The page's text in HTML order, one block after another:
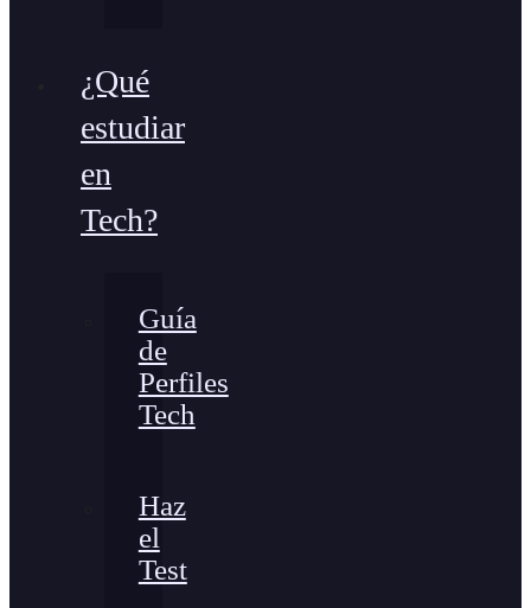
¿Qué
estudiar
en
Tech?
Guía
de
Perfiles
Tech
Haz
el
Test